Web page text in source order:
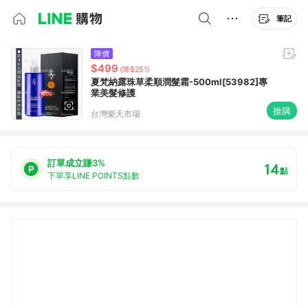
筆記
降價
$499 (降$251)
夏梵納露珠草柔順潤髮霜-500ml[53982]專
業美髮修護
台灣樂天市場 搶購
訂單成立賺3%
下單享LINE POINTS點數 14點